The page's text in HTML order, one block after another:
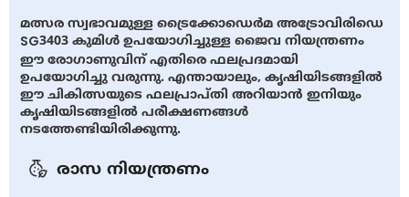
മത്സര സ്വഭാവമുള്ള ട്രൈക്കോഡെര്‍മ അട്രോവിരിഡെ
SG3403 കുമിള്‍ ഉപയോഗിച്ചുള്ള ജൈവ നിയന്ത്രണം
ഈ രോഗാണുവിന് എതിരെ ഫലപ്രദമായി
ഉപയോഗിച്ചു വരുന്നു. എന്തായാലും, കൃഷിയിടങ്ങളില്‍
ഈ ചികിത്സയുടെ ഫലപ്രാപ്തി അറിയാന്‍ ഇനിയും
കൃഷിയിടങ്ങളില്‍ പരീക്ഷണങ്ങള്‍
നടത്തേണ്ടിയിരിക്കുന്നു.
രാസ നിയന്ത്രണം